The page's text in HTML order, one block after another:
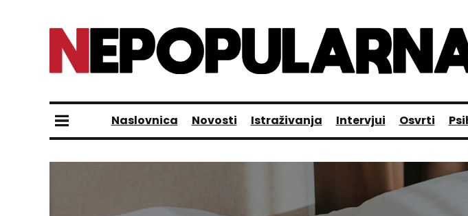
Naslovnica Novosti Istraživanja Intervjui Osvrti